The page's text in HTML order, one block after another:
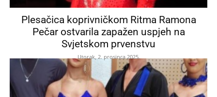
Plesačica koprivničkom Ritma Ramona
Pečar ostvarila zapažen uspjeh na
Svjetskom prvenstvu
Utorak, 2. prosinca 2025.